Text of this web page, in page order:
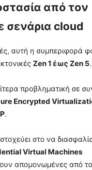
από τον
σενάρια cloud
αυτή η συμπεριφορά
Zen 1 έως Zen 5.
προβληματική σε
Encrypted
.
στο να
Virtual Machines
απομονωμένες από